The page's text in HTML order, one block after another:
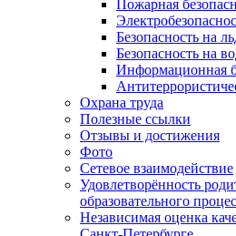
Пожарная
Безопасность на
Безопасность на
Информационная
Охрана труда
Полезные ссылки
Отзывы и достижения
Фото
Сетевое взаимодействие
Удовлетворённость
образовательного
Независимая оценка